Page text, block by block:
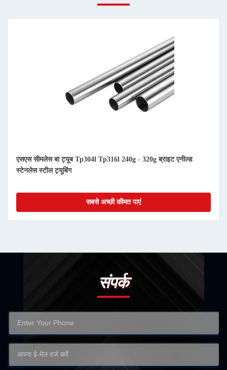
एसएस सीमलेस बा ट्यूब Tp304l Tp316l 240g - 320g ब्राइट एनील्ड
स्टेनलेस स्टील ट्यूबिंग
सबसे अच्छी कीमत पाएं
संपर्क